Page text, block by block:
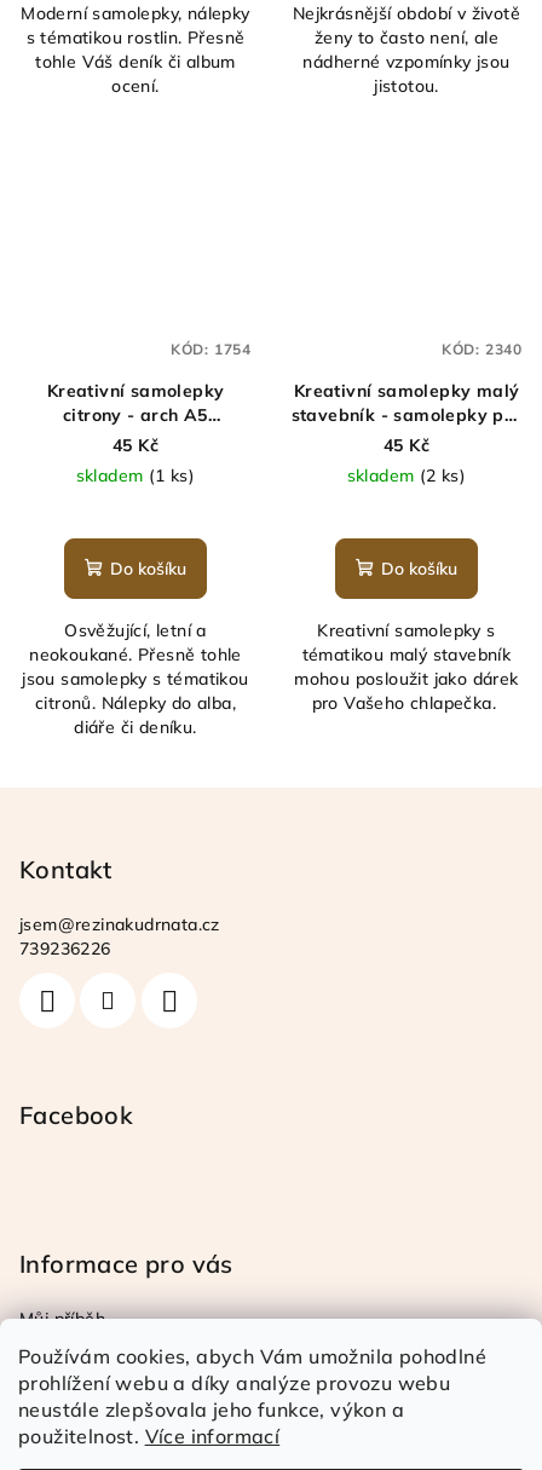
Používám cookies, abych Vám umožnila pohodlné
prohlížení webu a díky analýze provozu webu
neustále zlepšovala jeho funkce, výkon a
použitelnost. Více informací
Moderní samolepky, nálepky
s tématikou rostlin. Přesně
tohle Váš deník či album
ocení.
Nejkrásnější období v životě
ženy to často není, ale
nádherné vzpomínky jsou
jistotou.
Kreativní samolepky
citrony - arch A5
samolepek - citronáda -
MINIMEE
45 Kč
skladem (1 ks)
Do košíku
Osvěžující, letní a
neokoukané. Přesně tohle
jsou samolepky s tématikou
citronů. Nálepky do alba,
diáře či deníku.
KÓD: 1754
Kreativní samolepky malý
stavebník - samolepky pro
chlapečky - arch A5 -
MINIMEE
45 Kč
skladem (2 ks)
Do košíku
Kreativní samolepky s
tématikou malý stavebník
mohou posloužit jako dárek
pro Vašeho chlapečka.
KÓD: 2340
Kontakt
jsem@rezinakudrnata.cz
739236226
Facebook
Informace pro vás
Můj příběh
Obchodní a reklamační podmínky
Podmínky ochrany osob. úd.
Doprava a platba
Kontakty